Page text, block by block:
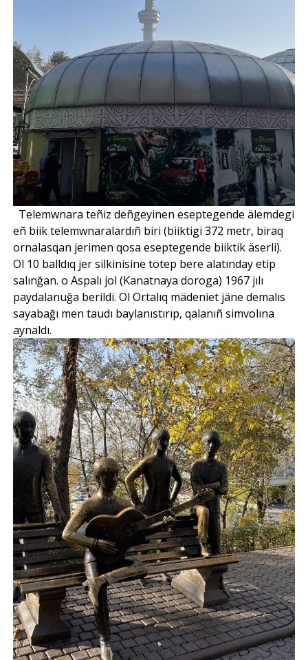
Telemwnara teñiz deñgeyinen eseptegende älemdegi
eñ biik telemwnaralardıñ biri (biiktigi 372 metr, biraq
ornalasqan jerimen qosa eseptegende biiktik äserli).
Ol 10 balldıq jer silkinisine tötep bere alatınday etip
salınğan. o Aspalı jol (Kanatnaya doroga) 1967 jılı
paydalanuğa berildi. Ol Ortalıq mädeniet jäne demalıs
sayabağı men taudı baylanıstırıp, qalanıñ simvolına
aynaldı.